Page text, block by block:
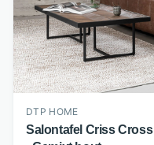
DTP HOME
Salontafel Criss Cross